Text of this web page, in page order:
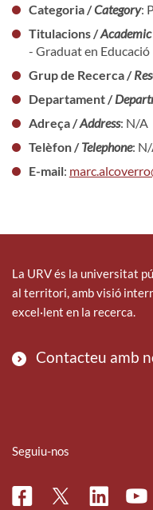
Categoria /Category:
Titulacions /
- Graduat en
Grup de Recerca /
Departament /
Adreça /Address: N/A
Telèfon /Telephone:
E-mail:
La URV és la universitat
al territori, amb visió
excel·lent en la recerca.
Contacteu amb
Seguiu-nos
FacebookTwitterLinkedin